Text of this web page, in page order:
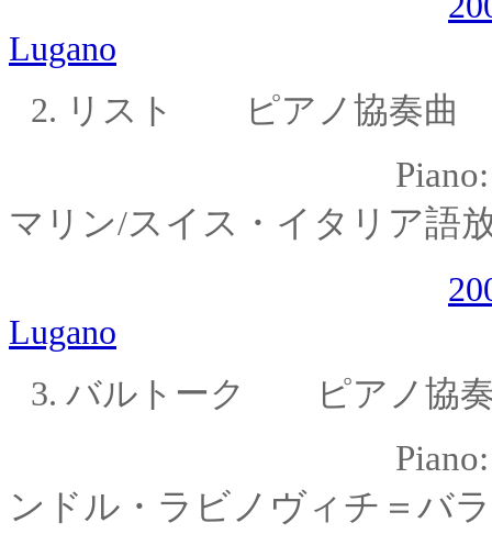
Lugano
2. リスト ピアノ協奏曲
マリン/スイス・イタリア語
Lugano
3. バルトーク ピアノ協
ンドル・ ラビノヴィチ＝バ